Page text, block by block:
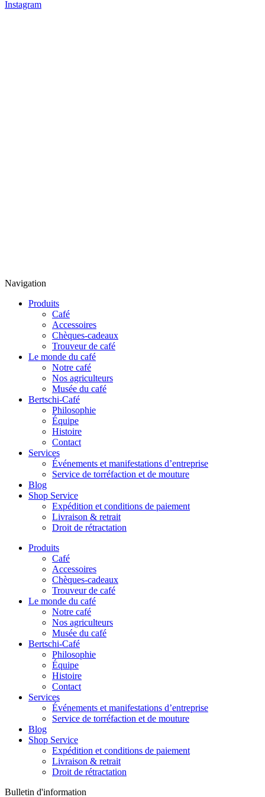
Instagram
Navigation
Produits
Café
Accessoires
Chèques-cadeaux
Trouveur de café
Le monde du café
Notre café
Nos agriculteurs
Musée du café
Bertschi-Café
Philosophie
Équipe
Histoire
Contact
Services
Événements et manifestations d’entreprise
Service de torréfaction et de mouture
Blog
Shop Service
Expédition et conditions de paiement
Livraison & retrait
Droit de rétractation
Produits
Café
Accessoires
Chèques-cadeaux
Trouveur de café
Le monde du café
Notre café
Nos agriculteurs
Musée du café
Bertschi-Café
Philosophie
Équipe
Histoire
Contact
Services
Événements et manifestations d’entreprise
Service de torréfaction et de mouture
Blog
Shop Service
Expédition et conditions de paiement
Livraison & retrait
Droit de rétractation
Bulletin d'information